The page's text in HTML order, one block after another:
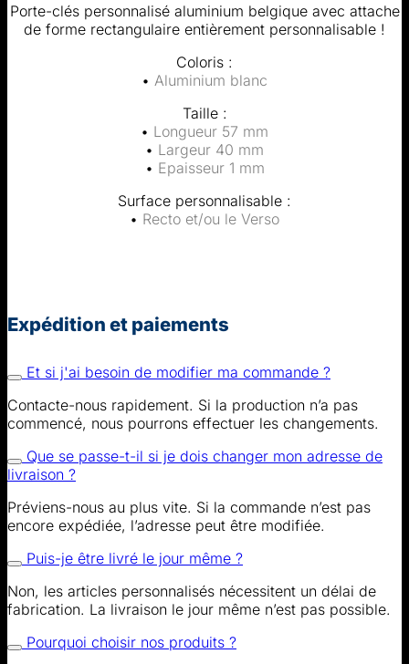
Porte-clés personnalisé aluminium belgique avec attache
de forme rectangulaire entièrement personnalisable !
Coloris :
• Aluminium blanc
Taille :
• Longueur 57 mm
• Largeur 40 mm
• Epaisseur 1 mm
Surface personnalisable :
• Recto et/ou le Verso
Expédition et paiements
Et si j'ai besoin de modifier ma commande ?
Contacte-nous rapidement. Si la production n’a pas
commencé, nous pourrons effectuer les changements.
Que se passe-t-il si je dois changer mon adresse de
livraison ?
Préviens-nous au plus vite. Si la commande n’est pas
encore expédiée, l’adresse peut être modifiée.
Puis-je être livré le jour même ?
Non, les articles personnalisés nécessitent un délai de
fabrication. La livraison le jour même n’est pas possible.
Pourquoi choisir nos produits ?